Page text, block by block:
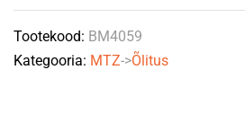
1404059
quantity
Tootekood: BM4059
Kategooria: MTZ->Õlitus